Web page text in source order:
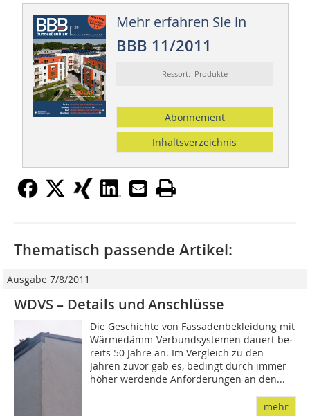
Mehr erfahren Sie in
BBB 11/2011
Ressort: Produkte
Abonnement
Inhaltsverzeichnis
Thematisch passende Artikel:
Ausgabe 7/8/2011
WDVS – Details und Anschlüsse
Die Geschichte von Fassadenbekleidung mit
Wärmedämm-Verbundsystemen dauert be­­
reits 50 Jahre an. Im Vergleich zu den
Jahren zuvor gab es, bedingt durch immer
höher werdende Anforderungen an den...
mehr